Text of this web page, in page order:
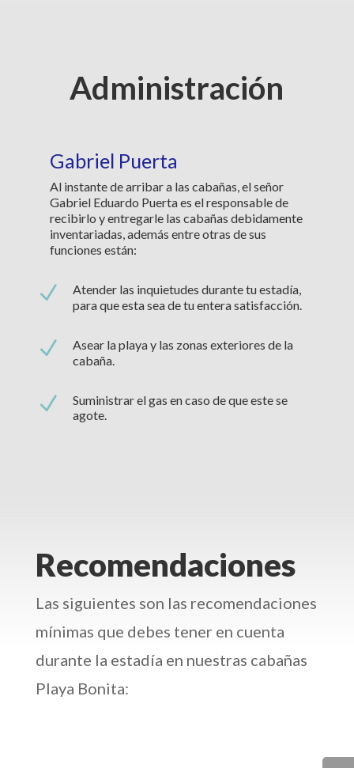
Administración
Gabriel Puerta
Al instante de arribar a las cabañas, el señor
Gabriel Eduardo Puerta es el responsable de
recibirlo y entregarle las cabañas debidamente
inventariadas, además entre otras de sus
funciones están:
N
Atender las inquietudes durante tu estadía,
para que esta sea de tu entera satisfacción.
N
Asear la playa y las zonas exteriores de la
cabaña.
N
Suministrar el gas en caso de que este se
agote.
Recomendaciones
Las siguientes son las recomendaciones
mínimas que debes tener en cuenta
durante la estadía en nuestras cabañas
Playa Bonita: